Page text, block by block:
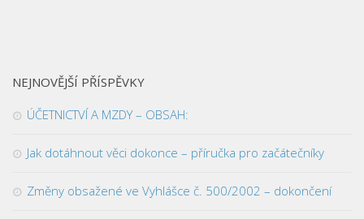
NEJNOVĚJŠÍ PŘÍSPĚVKY
ÚČETNICTVÍ A MZDY – OBSAH:
Jak dotáhnout věci dokonce – příručka pro začátečníky
Změny obsažené ve Vyhlášce č. 500/2002 – dokončení